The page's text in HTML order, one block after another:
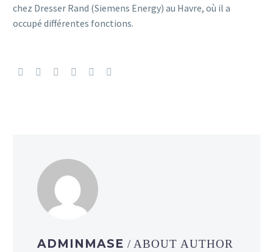
chez Dresser Rand (Siemens Energy) au Havre, où il a
occupé différentes fonctions.
ADMINMASE / ABOUT AUTHOR